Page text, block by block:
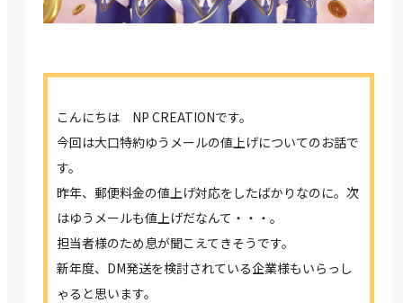
こんにちは NP CREATIONです。
今回は大口特約ゆうメールの値上げについてのお話で
す。
昨年、郵便料金の値上げ対応をしたばかりなのに。次
はゆうメールも値上げだなんて・・・。
担当者様のため息が聞こえてきそうです。
新年度、DM発送を検討されている企業様もいらっし
ゃると思います。